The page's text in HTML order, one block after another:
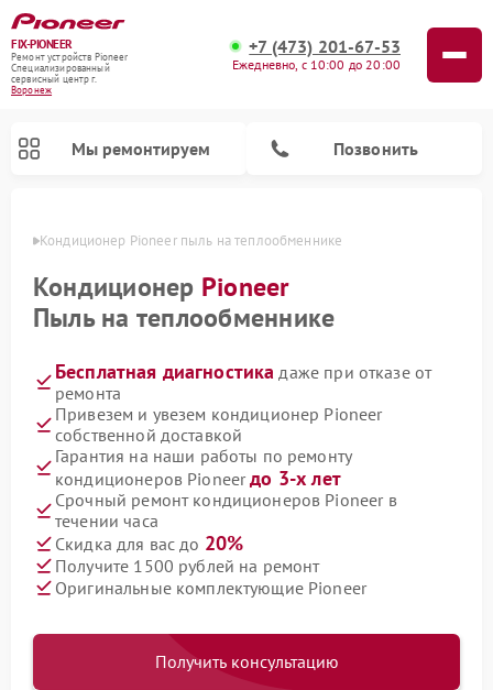
FIX-PIONEER
Ремонт устройств Pioneer
Специализированный
cервисный центр г.
Воронеж
+7 (473) 201-67-53
Ежедневно, с 10:00 до 20:00
Мы ремонтируем Позвонить
Кондиционер Pioneer пыль на теплообменнике
Кондиционер Pioneer
Пыль на теплообменнике
Бесплатная диагностика даже при отказе от
ремонта
Привезем и увезем кондиционер Pioneer
собственной доставкой
Гарантия на наши работы по ремонту
кондиционеров Pioneerдо 3-х лет
Срочный ремонт кондиционеров Pioneer в
течении часа
Скидка для вас до 20%
Получите 1500 рублей на ремонт
Оригинальные комплектующие Pioneer
Получить консультацию